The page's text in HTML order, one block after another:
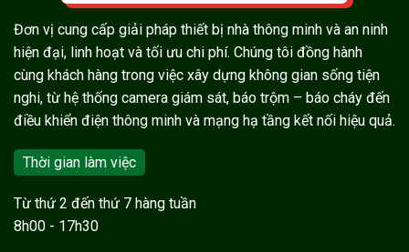
Đơn vị cung cấp giải pháp thiết bị nhà thông minh và an ninh
hiện đại, linh hoạt và tối ưu chi phí. Chúng tôi đồng hành
cùng khách hàng trong việc xây dựng không gian sống tiện
nghi, từ hệ thống camera giám sát, báo trộm – báo cháy đến
điều khiển điện thông minh và mạng hạ tầng kết nối hiệu quả.
Thời gian làm việc
Từ thứ 2 đến thứ 7 hàng tuần
8h00 - 17h30